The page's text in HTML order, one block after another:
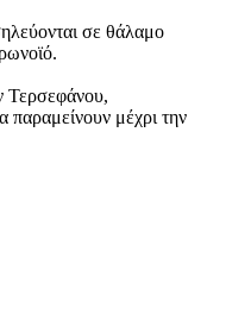
σε θάλαμο
Τερσεφάνου,
παραμείνουν μέχρι την